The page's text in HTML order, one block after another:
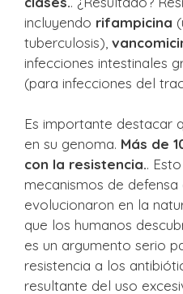
incluyendo rifampicina
tuberculosis),
infecciones intestinales
(para infecciones del
Es importante destacar
en su genoma. Más de
con la resistencia..
mecanismos de
evolucionaron en la
que los humanos
es un argumento serio
resistencia a los
resultante del uso